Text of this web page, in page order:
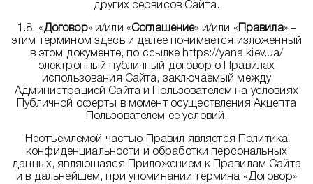
других сервисов Сайта.
1.8. «Договор» и/или «Соглашение» и/или « Правила» –
этим термином здесь и далее понимается изложенный
в этом документе, по ссылке https://yana.kiev.ua/
электронный публичный договор о Правилах
использования Сайта, заключаемый между
Администрацией Сайта и Пользователем на условиях
Публичной оферты в момент осуществления Акцепта
Пользователем ее условий.
Неотъемлемой частью Правил является Политика
конфиденциальности и обработки персональных
данных, являющаяся Приложением к Правилам Сайта
и в дальнейшем, при упоминании термина «Договор»